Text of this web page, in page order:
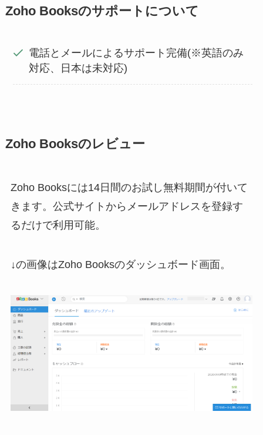
Zoho Booksのサポートについて
電話とメールによるサポート完備(※英語のみ
対応、日本は未対応)
Zoho Booksのレビュー
Zoho Booksには14日間のお試し無料期間が付いて
きます。公式サイトからメールアドレスを登録す
るだけで利用可能。
↓の画像はZoho Booksのダッシュボード画面。